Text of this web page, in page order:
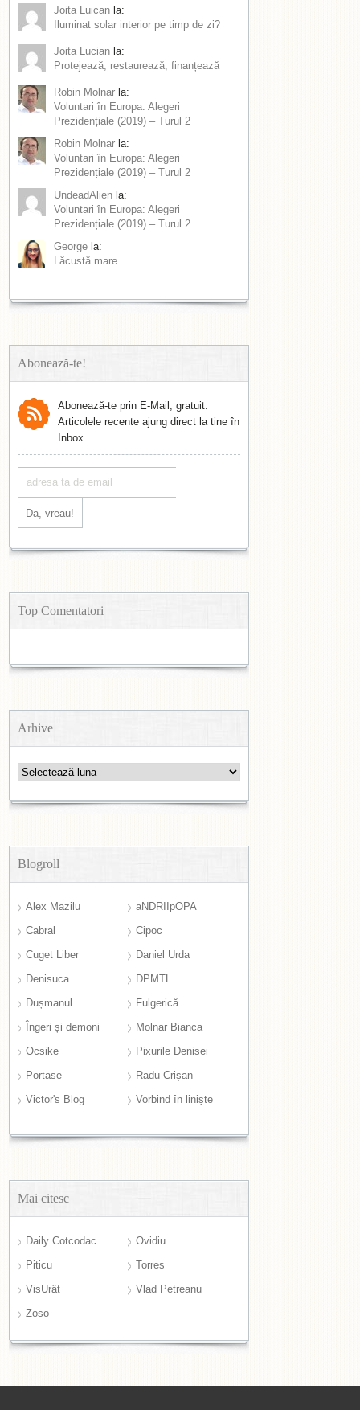
Joita Luican la:
Iluminat solar interior pe timp de zi?
Joita Lucian la:
Protejează, restaurează, finanțează
Robin Molnar la:
Voluntari în Europa: Alegeri
Prezidențiale (2019) – Turul 2
Robin Molnar la:
Voluntari în Europa: Alegeri
Prezidențiale (2019) – Turul 2
UndeadAlien la:
Voluntari în Europa: Alegeri
Prezidențiale (2019) – Turul 2
George la:
Lăcustă mare
Abonează-te!
Abonează-te prin E-Mail, gratuit.
Articolele recente ajung direct la tine în
Inbox.
Top Comentatori
Arhive
Arhive
Blogroll
Alex Mazilu
aNDRIIpOPA
Cabral
Cipoc
Cuget Liber
Daniel Urda
Denisuca
DPMTL
Dușmanul
Fulgerică
Îngeri și demoni
Molnar Bianca
Ocsike
Pixurile Denisei
Portase
Radu Crișan
Victor's Blog
Vorbind în liniște
Mai citesc
Daily Cotcodac
Ovidiu
Piticu
Torres
VisUrât
Vlad Petreanu
Zoso